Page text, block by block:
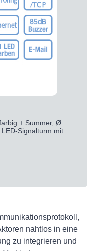
+ Summer, Ø
Signalturm mit
nahtlos in eine
zu integrieren und